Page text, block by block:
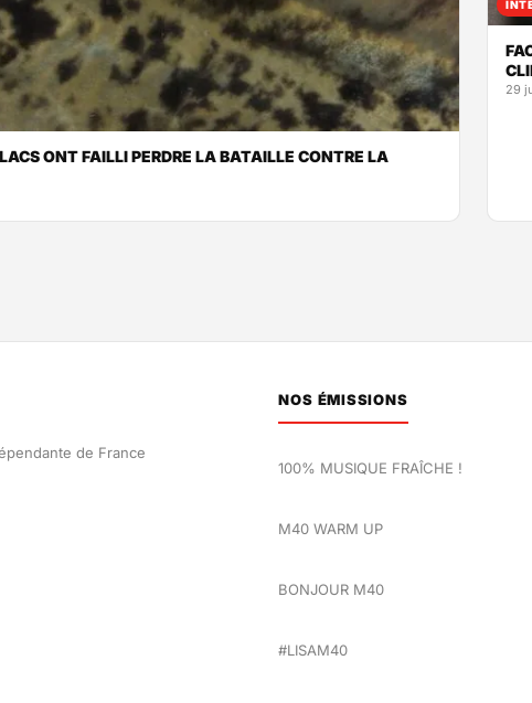
ONT FAILLI PERDRE LA BATAILLE CONTRE LA
29
de France
NOS ÉMISSIONS
100% MUSIQUE FRAÎCHE !
M40 WARM UP
BONJOUR M40
#LISAM40